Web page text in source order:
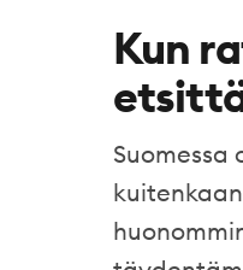
Kun